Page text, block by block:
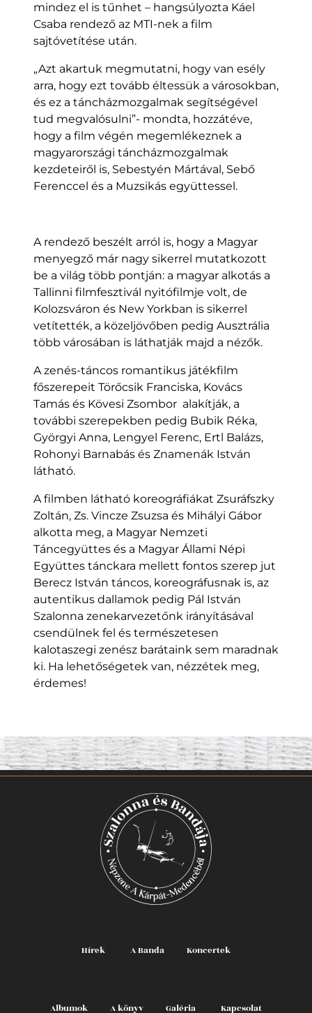
mindez el is tűnhet – hangsúlyozta Káel
Csaba rendező az MTI-nek a film
sajtóvetítése után.
„Azt akartuk megmutatni, hogy van esély
arra, hogy ezt tovább éltessük a városokban,
és ez a táncházmozgalmak segítségével
tud megvalósulni”- mondta, hozzátéve,
hogy a film végén megemlékeznek a
magyarországi táncházmozgalmak
kezdeteiről is, Sebestyén Mártával, Sebő
Ferenccel és a Muzsikás együttessel.
A rendező beszélt arról is, hogy a Magyar
menyegző már nagy sikerrel mutatkozott
be a világ több pontján: a magyar alkotás a
Tallinni filmfesztivál nyitófilmje volt, de
Kolozsváron és New Yorkban is sikerrel
vetítették, a közeljövőben pedig Ausztrália
több városában is láthatják majd a nézők.
A zenés-táncos romantikus játékfilm
főszerepeit Törőcsik Franciska, Kovács
Tamás és Kövesi Zsombor alakítják, a
további szerepekben pedig Bubik Réka,
Györgyi Anna, Lengyel Ferenc, Ertl Balázs,
Rohonyi Barnabás és Znamenák István
látható.
A filmben látható koreográfiákat Zsuráfszky
Zoltán, Zs. Vincze Zsuzsa és Mihályi Gábor
alkotta meg, a Magyar Nemzeti
Táncegyüttes és a Magyar Állami Népi
Együttes tánckara mellett fontos szerep jut
Berecz István táncos, koreográfusnak is, az
autentikus dallamok pedig Pál István
Szalonna zenekarvezetőnk irányításával
csendülnek fel és természetesen
kalotaszegi zenész barátaink sem maradnak
ki. Ha lehetőségetek van, nézzétek meg,
érdemes!
Hírek A Banda Koncertek
Albumok A könyv Galéria Kapcsolat